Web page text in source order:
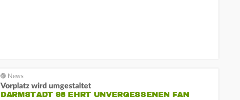
Vorplatz wird umgestaltet
DARMSTADT 98 EHRT UNVERGESSENEN FAN